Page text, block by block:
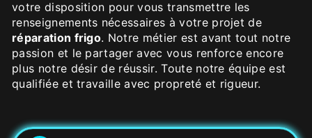
votre disposition pour vous transmettre les
renseignements nécessaires à votre projet de
réparation frigo. Notre métier est avant tout notre
passion et le partager avec vous renforce encore
plus notre désir de réussir. Toute notre équipe est
qualifiée et travaille avec propreté et rigueur.